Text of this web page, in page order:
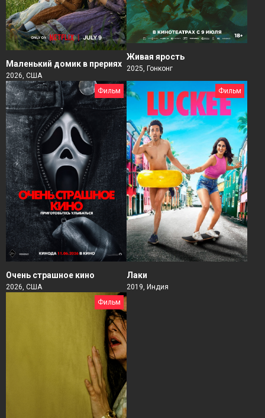
Маленький домик в прериях
2026, США
Живая ярость
2025, Гонконг
Фильм
Очень страшное кино
2026, США
Фильм
Лаки
2019, Индия
Фильм